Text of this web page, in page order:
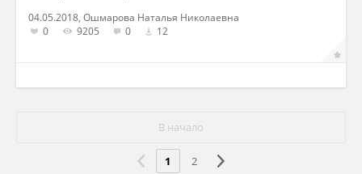
04.05.2018, Ошмарова Наталья Николаевна
0
9205 0 12
В начало
1 2